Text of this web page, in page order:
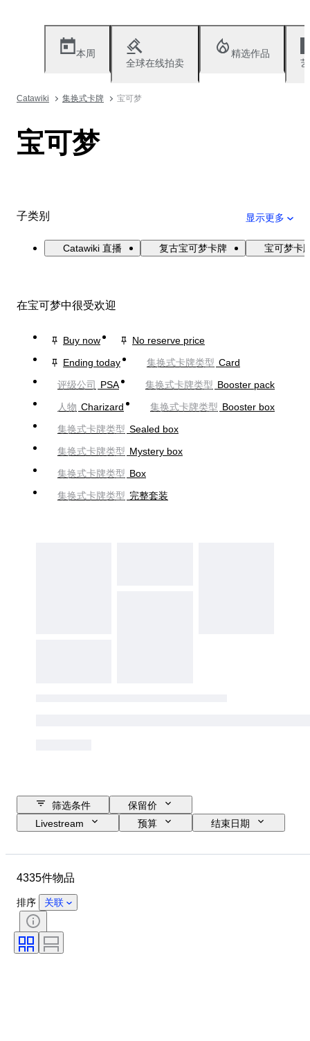
本周
全球在线拍卖
精选作品
Catawiki 集换式卡牌 宝可梦
宝可梦
子类别 显示更多
Catawiki 直播 复古宝可梦卡牌 宝可梦卡
在宝可梦中很受欢迎
Buy now
No reserve price
Ending today
集换式卡牌类型 Card
评级公司
PSA 集换式卡牌类型 Booster pack
人物 Charizard 集换式卡牌类型 Booster box
集换式卡牌类型 Sealed box
集换式卡牌类型 Mystery box
集换式卡牌类型 Box
集换式卡牌类型 完整套装
筛选条件
保留价
Livestream
预算
结束日期
其他
评级公司
集换式卡牌功能
集换式卡牌游戏
赛季
4335件物品
排序 关联